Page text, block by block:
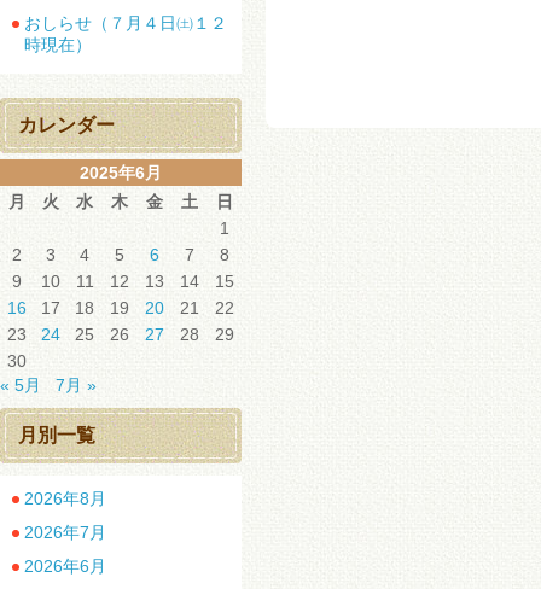
おしらせ（７月４日㈯１２
時現在）
カレンダー
2025年6月
月
火 水 木 金 土
日
1
2
3 4 5 6 7
8
9
10 11 12 13 14
15
16
17 18 19 20 21
22
23
24 25 26 27 28
29
30
« 5月
7月 »
月別一覧
2026年8月
2026年7月
2026年6月